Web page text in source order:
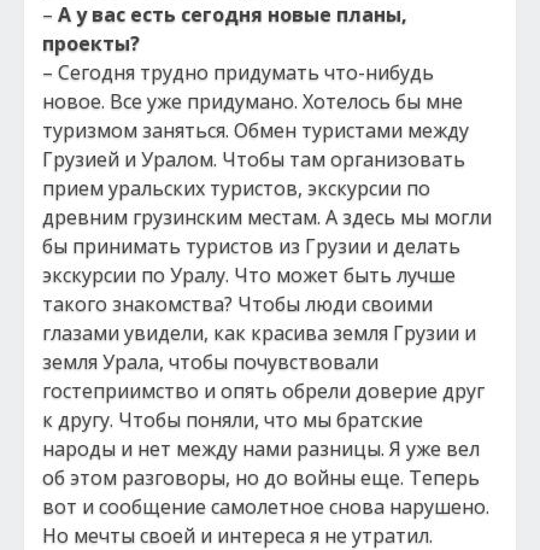
– А у вас есть сегодня новые планы,
проекты?
– Сегодня трудно придумать что-нибудь
новое. Все уже придумано. Хотелось бы мне
туризмом заняться. Обмен туристами между
Грузией и Уралом. Чтобы там организовать
прием уральских туристов, экскурсии по
древним грузинским местам. А здесь мы могли
бы принимать туристов из Грузии и делать
экскурсии по Уралу. Что может быть лучше
такого знакомства? Чтобы люди своими
глазами увидели, как красива земля Грузии и
земля Урала, чтобы почувствовали
гостеприимство и опять обрели доверие друг
к другу. Чтобы поняли, что мы братские
народы и нет между нами разницы. Я уже вел
об этом разговоры, но до войны еще. Теперь
вот и сообщение самолетное снова нарушено.
Но мечты своей и интереса я не утратил.